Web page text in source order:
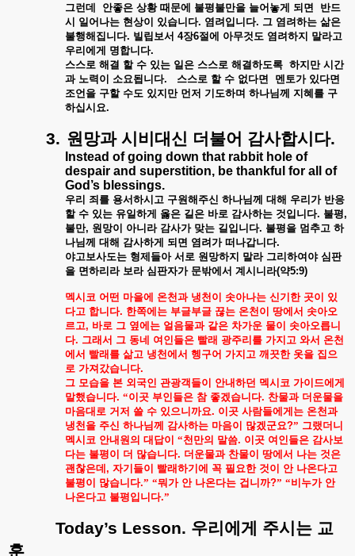
그런데
안좋은 상황 때문에 불평불만을 늘어놓게 되면
반드
시 일어나는 현상이 있습니다. 염려입니다. 그 염려하는 삶은
불행해집니다. 빌립보서 4장6절에 아무것도 염려하지 말라고
우리에게 명합니다.
스스로 해결 할 수 있는 일은 스스로 해결하도록 하지만 시간
과 노력이 소요됩니다. 스스로 할 수 없다면 멘토가 있다면
조언을 구할 수도 있지만 먼저 기도하며 하나님께 지혜를 구
하십시요.
3. 원망과 시비대신 더불어 감사합시다.
Instead of going down that rabbit hole of
despair and superstition, be thankful for all of
God’s blessings.
우리 죄를 용서하시고 구원해주신 하나님께 대해 우리가 반응
할 수 있는 유일하게 옳은 길은 바로 감사하는 것입니다. 불평,
불만, 원망이 아니라 감사가 맞는 길입니다. 불평을 멈추고 하
나님께 대해 감사하게 되면 염려가 떠나갑니다.
야고보사도는 형제들아 서로 원망하지 말라 그리하여야 심판
을 면하리라 보라 심판자가 문밖에서 계시니라(약5:9)
멕시코 어떤 마을에 온천과 냉천이 솟아나는 신기한 곳이 있
다고 합니다. 한쪽에는 부글부글 끊는 온천이 땅에서 솟아오
르고, 바로 그 옆에는 얼음물과 같은 차가운 물이 솟아오릅니
다. 그래서 그 동네 여인들은 빨래 광주리를 가지고 와서 온천
에서 빨래를 삶고 냉천에서 헹구어 가지고 깨끗한 옷을 집으
로 가져갔습니다.
그 모습을 본 외국인 관광객들이 안내하던 멕시코 가이드에게
말했습니다. “이곳 부인들은 참 좋겠습니다. 찬물과 더운물을
마음대로 거저 쓸 수 있으니까요. 이곳 사람들에게는 온천과
냉천을 주신 하나님께 감사하는 마음이 많겠군요?” 그랬더니
멕시코 안내원의 대답이 “천만의 말씀. 이곳 여인들은 감사보
다는 불평이 더 많습니다. 더운물과 찬물이 땅에서 나는 것은
괜찮은데, 자기들이 빨래하기에 꼭 필요한 것이 안 나온다고
불평이 많습니다.” “뭐가 안 나온다는 겁니까?” “비누가 안
나온다고 불평입니다.”
Today’s Lesson. 우리에게 주시는 교
훈